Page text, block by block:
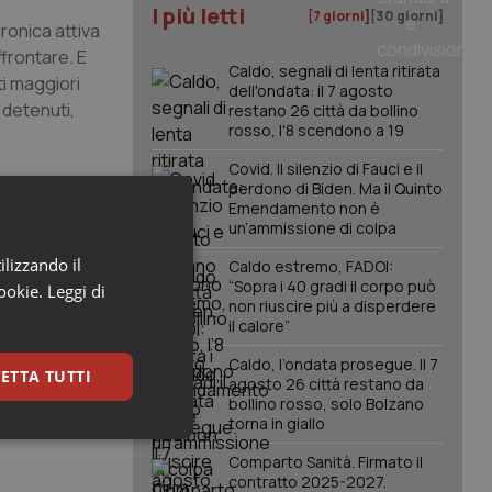
attiva
E
maggiori
sia più
tenacia,
la
I più letti [7 giorni] [30 giorni]
Caldo, segnali di lenta ritirata
dell'ondata: il 7 agosto
restano 26 città da bollino
rosso, l'8 scendono a 19
Covid. Il silenzio di Fauci e il
perdono di Biden. Ma il Quinto
Emendamento non è
un’ammissione di colpa
Caldo estremo, FADOI:
“Sopra i 40 gradi il corpo può
non riuscire più a disperdere
il calore”
Caldo, l’ondata prosegue. Il 7
agosto 26 città restano da
bollino rosso, solo Bolzano
torna in giallo
Comparto Sanità. Firmato il
contratto 2025-2027.
il
Leggi di
TUTTI